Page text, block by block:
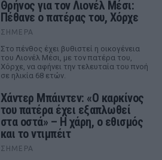
Θρήνος για τον Λιονέλ Μέσι:
Πέθανε ο πατέρας του, Χόρχε
ΣΉΜΕΡΑ
Στο πένθος έχει βυθιστεί η οικογένεια
του Λιονέλ Μέσι, με τον πατέρα του,
Χόρχε, να αφήνει την τελευταία του πνοή
σε ηλικία 68 ετών.
Χάντερ Μπάιντεν: «Ο καρκίνος
του πατέρα έχει εξαπλωθεί
στα οστά» – Η χάρη, ο εθισμός
και το ντιμπέιτ
ΣΉΜΕΡΑ